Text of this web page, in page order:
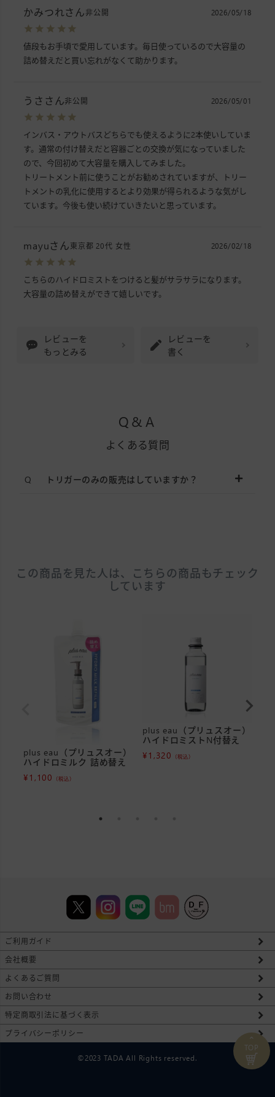
かみつれ 非公開 2026/05/18
値段もお手頃で愛用しています。毎日使っているので大容量の
詰め替えだと買い忘れがなくて助かります。
うさ 非公開 2026/05/01
インバス・アウトバスどちらでも使えるように2本使いしていま
す。通常の付け替えだと容器ごとの交換が気になっていました
ので、今回初めて大容量を購入してみました。
トリートメント前に使うことがお勧めされていますが、トリー
トメントの乳化に使用するとより効果が得られるような気がし
ています。今後も使い続けていきたいと思っています。
mayu 東京都 20代 女性 2026/02/18
こちらのハイドロミストをつけると髪がサラサラになります。
大容量の詰め替えができて嬉しいです。
レビューを
もっとみる
レビューを
書く
Q&A
よくある質問
トリガーのみの販売はしていますか？
この商品を見た人は、こちらの商品もチェック
しています
plus eau（プリュスオー）
ハイドロミルク 詰め替え
¥1,100 （税込）
plus eau（プリュスオー）
ハイドロミストN付替え
¥1,320 （税込）
⌃
TOP
ご利用ガイド
会社概要
よくあるご質問
お問い合わせ
特定商取引法に基づく表示
プライバシーポリシー
©2023 TADA All Rights reserved.